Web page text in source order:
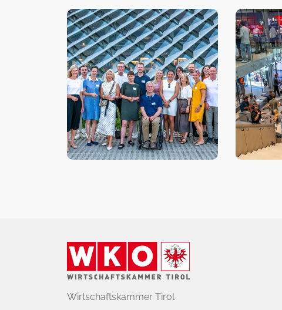
Wirtschaftskammer Tirol